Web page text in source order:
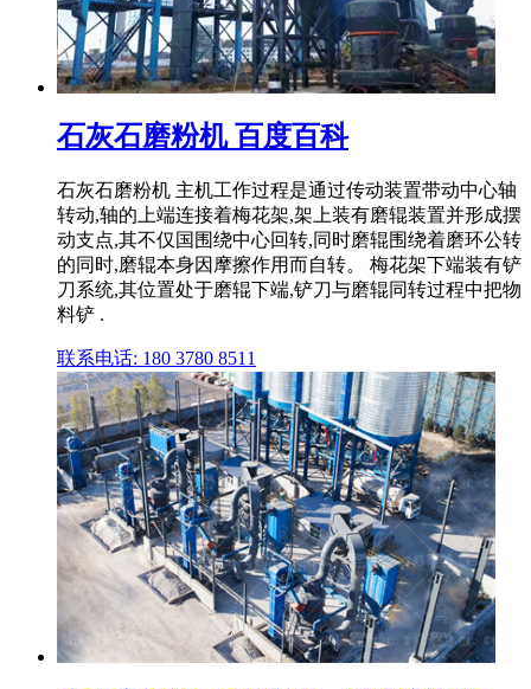
石灰石磨粉机 百度百科
石灰石磨粉机 主机工作过程是通过传动装置带动中心轴
转动,轴的上端连接着梅花架,架上装有磨辊装置并形成摆
动支点,其不仅国围绕中心回转,同时磨辊围绕着磨环公转
的同时,磨辊本身因摩擦作用而自转。 梅花架下端装有铲
刀系统,其位置处于磨辊下端,铲刀与磨辊同转过程中把物
料铲 .
联系电话: 180 3780 8511